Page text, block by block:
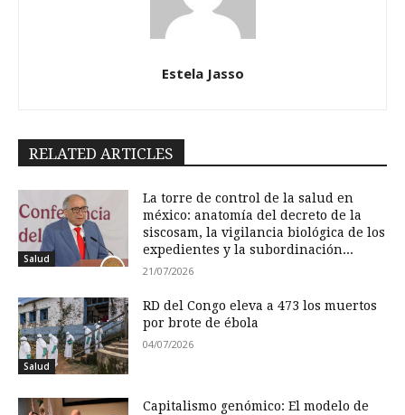
Estela Jasso
RELATED ARTICLES
Salud
La torre de control de la salud en
méxico: anatomía del decreto de la
siscosam, la vigilancia biológica de los
expedientes y la subordinación...
21/07/2026
Salud
RD del Congo eleva a 473 los muertos
por brote de ébola
04/07/2026
Capitalismo genómico: El modelo de